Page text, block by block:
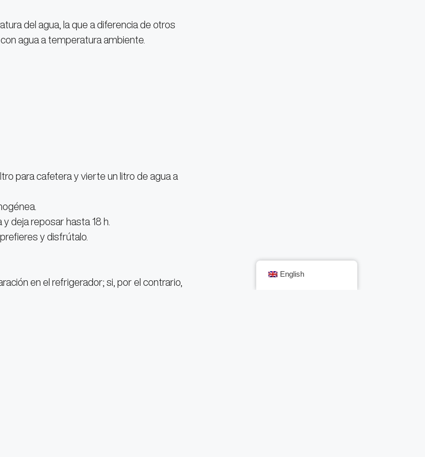
del agua, la que a diferencia de otros
agua a temperatura ambiente.
para cafetera y vierte un litro de agua a
deja reposar hasta 18 h.
y disfrútalo.
en el refrigerador; si, por el contrario,
English